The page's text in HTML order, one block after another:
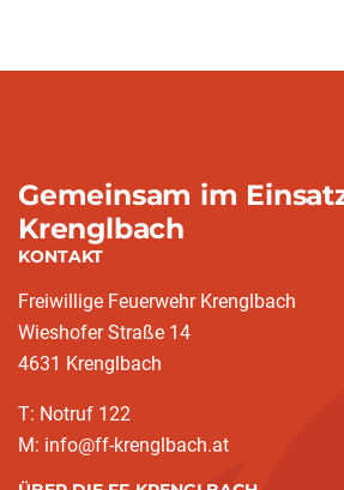
Gemeinsam im
Krenglbach
KONTAKT
Freiwillige Feuerwehr Krenglbach
Wieshofer Straße 14
4631 Krenglbach
T: Notruf 122
M: info@ff-krenglbach.at